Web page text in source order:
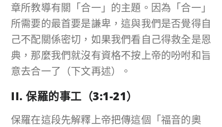
章所教導有關「合一」的主題。因為「合一」
所需要的最首要是謙卑，這與我們是否覺得自
己不配關係密切，如果我們看自己得救全是恩
典，那麼我們就沒有資格不按上帝的吩咐和旨
意去合一了（下文再述）。
II. 保羅的事工（3:1-21）
保羅在這段先解釋上帝把傳這個「福音的奧